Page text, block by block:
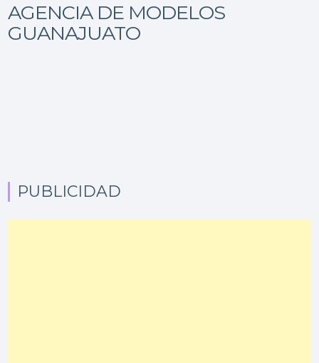
AGENCIA DE MODELOS
GUANAJUATO
PUBLICIDAD